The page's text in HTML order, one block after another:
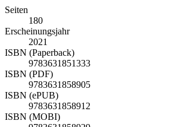
Seiten
180
Erscheinungsjahr
2021
ISBN (Paperback)
9783631851333
ISBN (PDF)
9783631858905
ISBN (ePUB)
9783631858912
ISBN (MOBI)